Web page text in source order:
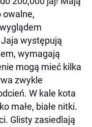
owalne,
Jaja występują
wymagają
mogą mieć kilka
zwykle
W kale kota
małe, białe nitki.
Glisty zasiedlają